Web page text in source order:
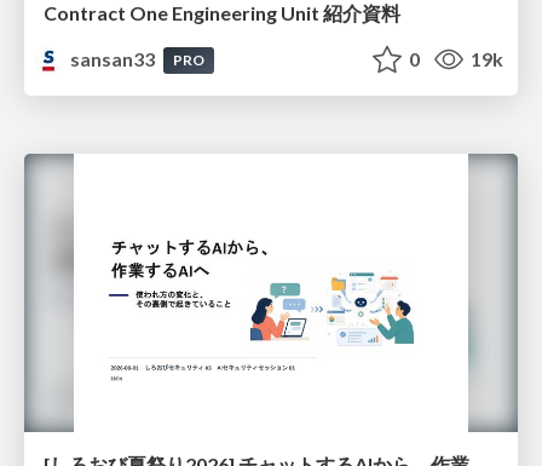
Contract One Engineering Unit 紹介資料
sansan33
PRO 0 19k